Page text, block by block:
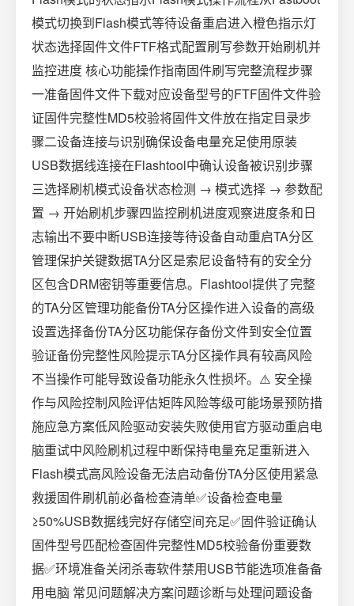
模式切换到Flash模式等待设备重启进入橙色指示灯
状态选择固件文件FTF格式配置刷写参数开始刷机并
监控进度️ 核心功能操作指南固件刷写完整流程步骤
一准备固件文件下载对应设备型号的FTF固件文件验
证固件完整性MD5校验将固件文件放在指定目录步
骤二设备连接与识别确保设备电量充足使用原装
USB数据线连接在Flashtool中确认设备被识别步骤
三选择刷机模式设备状态检测 → 模式选择 → 参数配
置 → 开始刷机步骤四监控刷机进度观察进度条和日
志输出不要中断USB连接等待设备自动重启TA分区
管理保护关键数据TA分区是索尼设备特有的安全分
区包含DRM密钥等重要信息。Flashtool提供了完整
的TA分区管理功能备份TA分区操作进入设备的高级
设置选择备份TA分区功能保存备份文件到安全位置
验证备份完整性风险提示TA分区操作具有较高风险
不当操作可能导致设备功能永久性损坏。⚠️ 安全操
作与风险控制风险评估矩阵风险等级可能场景预防措
施应急方案低风险驱动安装失败使用官方驱动重启电
脑重试中风险刷机过程中断保持电量充足重新进入
Flash模式高风险设备无法启动备份TA分区使用紧急
救援固件刷机前必备检查清单✅设备检查电量
≥50%USB数据线完好存储空间充足✅固件验证确认
固件型号匹配检查固件完整性MD5校验备份重要数
据✅环境准备关闭杀毒软件禁用USB节能选项准备备
用电脑 常见问题解决方案问题诊断与处理问题设备